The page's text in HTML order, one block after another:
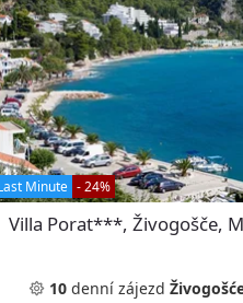
Minute - 24%
Villa Porat***, Živogošče,
10 denní zájezd